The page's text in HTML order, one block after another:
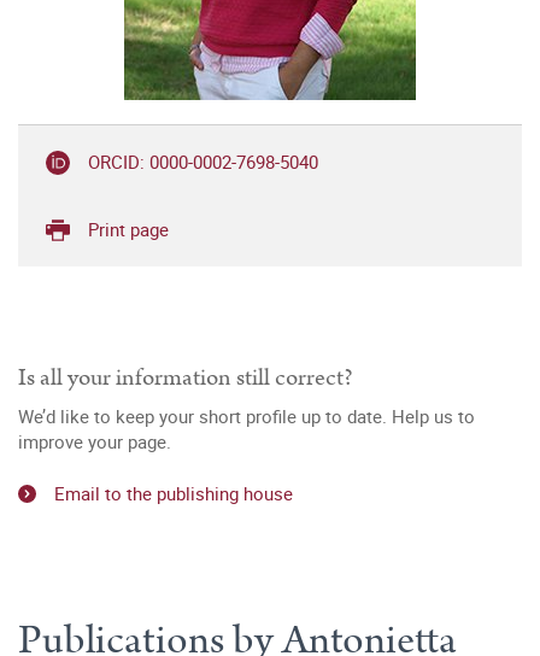
ORCID: 0000-0002-7698-5040
Print page
Is all your information still correct?
We’d like to keep your short profile up to date. Help us to
improve your page.
Email to the publishing house
Publications by Antonietta